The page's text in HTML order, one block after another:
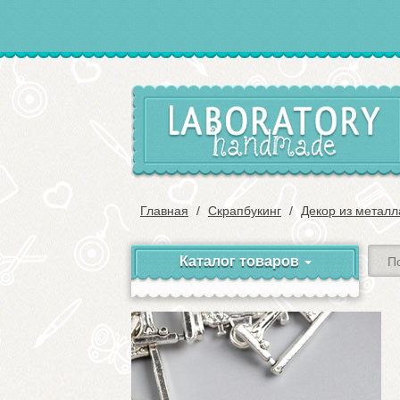
Главная Скрапбукинг Декор из
Каталог товаров